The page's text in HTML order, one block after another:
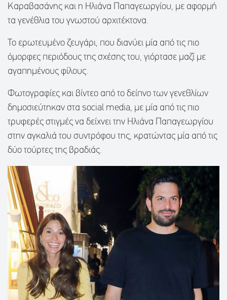
Καραβασάνης και η Ηλιάνα Παπαγεωργίου, με αφορμή
τα γενέθλια του γνωστού αρχιτέκτονα.
Το ερωτευμένο ζευγάρι, που διανύει μία από τις πιο
όμορφες περιόδους της σχέσης του, γιόρτασε μαζί με
αγαπημένους φίλους.
Φωτογραφίες και βίντεο από το δείπνο των γενεθλίων
δημοσιεύτηκαν στα social media, με μία από τις πιο
τρυφερές στιγμές να δείχνει την Ηλιάνα Παπαγεωργίου
στην αγκαλιά του συντρόφου της, κρατώντας μία από τις
δύο τούρτες της βραδιάς.